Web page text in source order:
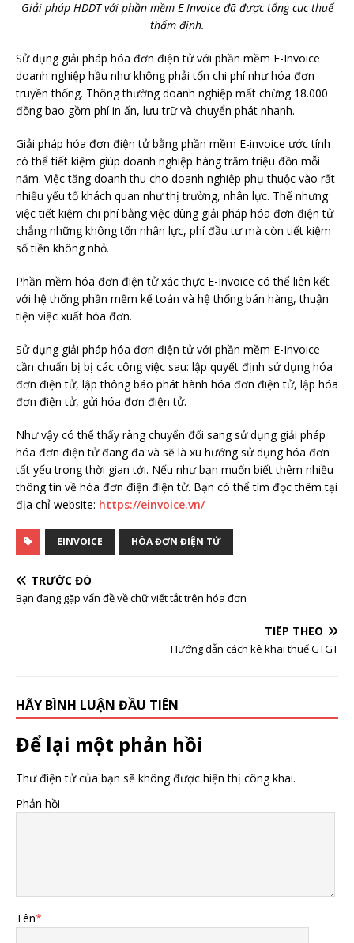
Giải pháp HDDT với phần mềm E-Invoice đã được tổng cục thuế
thẩm định.
Sử dụng giải pháp hóa đơn điện tử với phần mềm E-Invoice
doanh nghiệp hầu như không phải tốn chi phí như hóa đơn
truyền thống. Thông thường doanh nghiệp mất chừng 18.000
đồng bao gồm phí in ấn, lưu trữ và chuyển phát nhanh.
Giải pháp hóa đơn điện tử bằng phần mềm E-invoice ước tính
có thể tiết kiệm giúp doanh nghiệp hàng trăm triệu đồn mỗi
năm. Việc tăng doanh thu cho doanh nghiệp phụ thuộc vào rất
nhiều yếu tố khách quan như thị trường, nhân lực. Thế nhưng
việc tiết kiệm chi phí bằng việc dùng giải pháp hóa đơn điện tử
chẳng những không tốn nhân lực, phí đầu tư mà còn tiết kiệm
số tiền không nhỏ.
Phần mềm hóa đơn điện tử xác thực E-Invoice có thể liên kết
với hệ thống phần mềm kế toán và hệ thống bán hàng, thuận
tiện việc xuất hóa đơn.
Sử dụng giải pháp hóa đơn điện tử với phần mềm E-Invoice
cần chuẩn bị bị các công việc sau: lập quyết định sử dụng hóa
đơn điện tử, lập thông báo phát hành hóa đơn điện tử, lập hóa
đơn điện tử, gửi hóa đơn điện tử.
Như vậy có thể thấy ràng chuyển đổi sang sử dụng giải pháp
hóa đơn điện tử đang đã và sẽ là xu hướng sử dụng hóa đơn
tất yếu trong thời gian tới. Nếu như bạn muốn biết thêm nhiều
thông tin về hóa đơn điện điện tử. Bạn có thể tìm đọc thêm tại
địa chỉ website: https://einvoice.vn/
EINVOICE HÓA ĐƠN ĐIỆN TỬ
TRƯỚC ĐÓ
Bạn đang gặp vấn đề về chữ viết tắt trên hóa đơn
TIẾP THEO
Hướng dẫn cách kê khai thuế GTGT
HÃY BÌNH LUẬN ĐẦU TIÊN
Để lại một phản hồi
Thư điện tử của bạn sẽ không được hiện thị công khai.
Phản hồi
Tên*